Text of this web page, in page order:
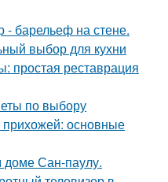
- барельеф на стене.
выбор для кухни
простая реставрация
по выбору
прихожей: основные
Сан-паулу.